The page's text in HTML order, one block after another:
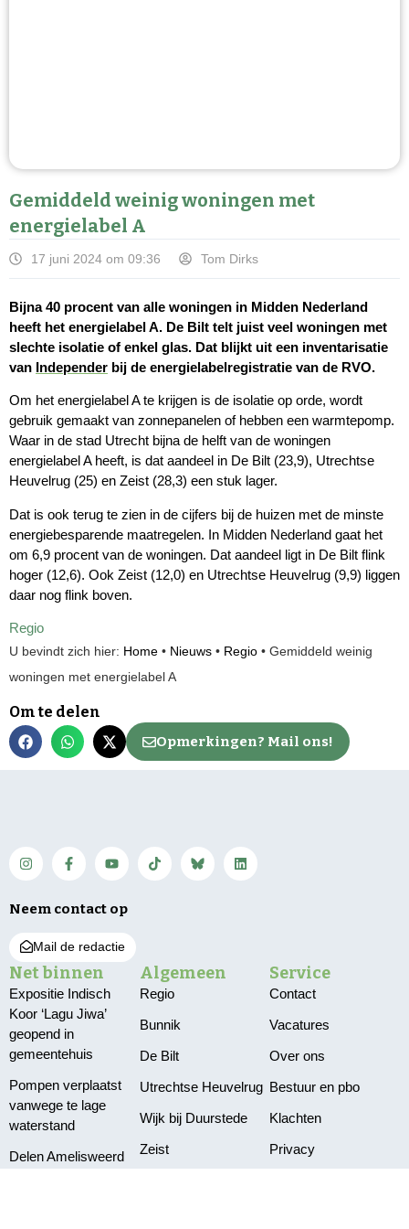
Gemiddeld weinig woningen met
energielabel A
17 juni 2024 om 09:36 Tom Dirks
Bijna 40 procent van alle woningen in Midden Nederland
heeft het energielabel A. De Bilt telt juist veel woningen met
slechte isolatie of enkel glas. Dat blijkt uit een inventarisatie
van Independer bij de energielabelregistratie van de RVO.
Om het energielabel A te krijgen is de isolatie op orde, wordt
gebruik gemaakt van zonnepanelen of hebben een warmtepomp.
Waar in de stad Utrecht bijna de helft van de woningen
energielabel A heeft, is dat aandeel in De Bilt (23,9), Utrechtse
Heuvelrug (25) en Zeist (28,3) een stuk lager.
Dat is ook terug te zien in de cijfers bij de huizen met de minste
energiebesparende maatregelen. In Midden Nederland gaat het
om 6,9 procent van de woningen. Dat aandeel ligt in De Bilt flink
hoger (12,6). Ook Zeist (12,0) en Utrechtse Heuvelrug (9,9) liggen
daar nog flink boven.
Regio
U bevindt zich hier: Home • Nieuws • Regio • Gemiddeld weinig
woningen met energielabel A
Om te delen
Opmerkingen? Mail ons!
Neem contact op
Mail de redactie
Net binnen
Expositie Indisch
Koor ‘Lagu Jiwa’
geopend in
gemeentehuis
Pompen verplaatst
vanwege te lage
waterstand
Delen Amelisweerd
Algemeen
Regio
Bunnik
De Bilt
Utrechtse Heuvelrug
Wijk bij Duurstede
Zeist
Service
Contact
Vacatures
Over ons
Bestuur en pbo
Klachten
Privacy